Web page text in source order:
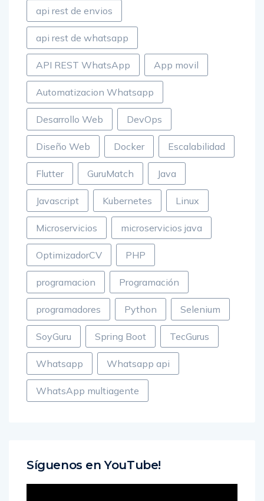
api rest de envios
api rest de whatsapp
API REST WhatsApp App movil
Automatizacion Whatsapp
Desarrollo Web DevOps
Diseño Web Docker Escalabilidad
Flutter GuruMatch Java
Javascript Kubernetes Linux
Microservicios microservicios java
OptimizadorCV PHP
programacion Programación
programadores Python Selenium
SoyGuru Spring Boot TecGurus
Whatsapp Whatsapp api
WhatsApp multiagente
Síguenos en YouTube!